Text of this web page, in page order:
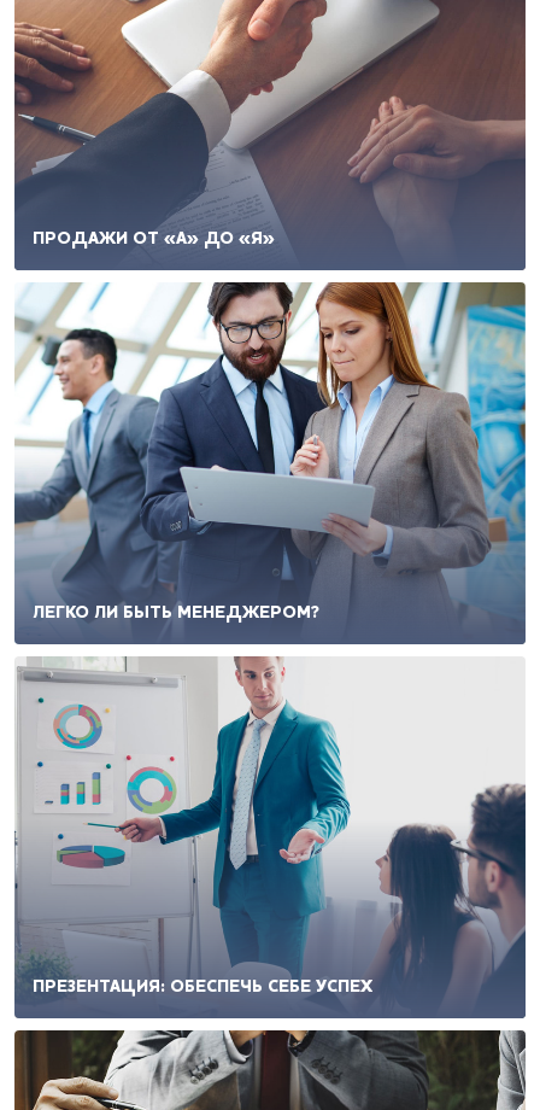
ПРОДАЖИ ОТ «А» ДО «Я»
ЛЕГКО ЛИ БЫТЬ МЕНЕДЖЕРОМ?
ПРЕЗЕНТАЦИЯ: ОБЕСПЕЧЬ СЕБЕ УСПЕХ